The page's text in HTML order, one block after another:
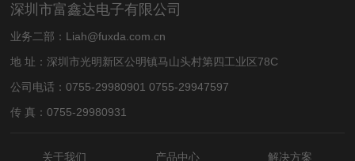
深圳市富鑫达电子有限公司
业务二部：Liah@fuxda.com.cn
地 址：深圳市光明新区公明镇马山头村第四工业区78C
公司电话：0755-29980901 0755-29947597
传 真：0755-29980931
关于我们 产品中心 解决方案